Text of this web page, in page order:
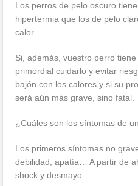
Los perros de pelo oscuro
hipertermia que los de pelo
calor.
Si, además, vuestro perro
primordial cuidarlo y evitar
bajón con los calores y si su
será aún más grave, sino fatal.
¿Cuáles son los síntomas de
Los primeros síntomas no
debilidad, apatía… A partir de
shock y desmayo.